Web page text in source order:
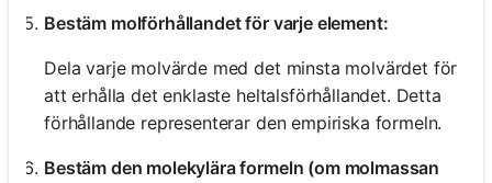
Bestäm molförhållandet för varje element:
Dela varje molvärde med det minsta molvärdet för
att erhålla det enklaste heltalsförhållandet. Detta
förhållande representerar den empiriska formeln.
Bestäm den molekylära formeln (om molmassan